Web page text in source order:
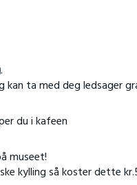
.
ta med deg ledsager
du i kafeen
museet!
kylling så koster dette